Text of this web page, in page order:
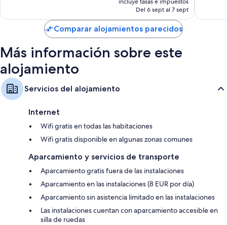
actual
de
59 €
incluye tasas e impuestos
Del 6 sept al 7 sept
Comparar alojamientos parecidos
Más información sobre este
alojamiento
Servicios del alojamiento
Internet
Wifi gratis en todas las habitaciones
Wifi gratis disponible en algunas zonas comunes
Aparcamiento y servicios de transporte
Aparcamiento gratis fuera de las instalaciones
Aparcamiento en las instalaciones (8 EUR por día)
Aparcamiento sin asistencia limitado en las instalaciones
Las instalaciones cuentan con aparcamiento accesible en
silla de ruedas